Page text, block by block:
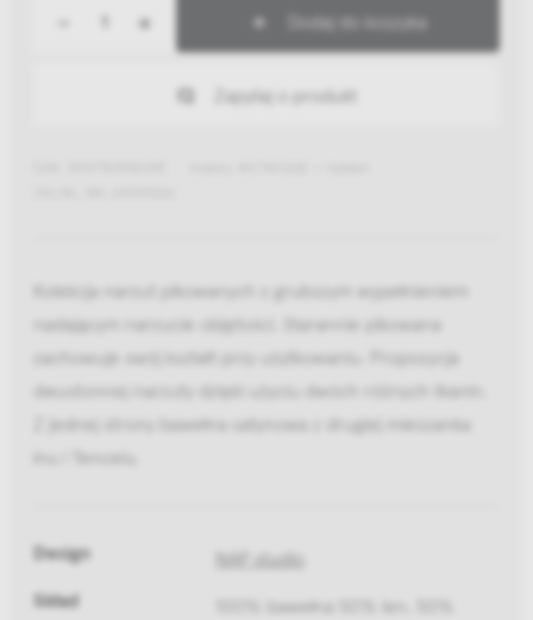
+ Dodaj do koszyka
Zapytaj o produkt
Kolekcja narzut pikowanych z grubszym wypełnieniem
nadającym narzucie objętości. Starannie pikowana
zachowuje swój kształt przy użytkowaniu. Propozycja
dwustonnej narzuty dzięki użyciu dwóch różnych tkanin.
Z jednej strony bawełna satynowa z drugiej mieszanka
lnu i Tencelu.
Design NAP studio
Skład
100% bawełna 50% len, 50%